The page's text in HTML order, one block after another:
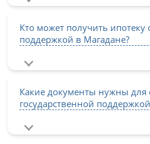
Кто может получить ипотеку
поддержкой в Магадане?
Какие документы нужны для
государственной